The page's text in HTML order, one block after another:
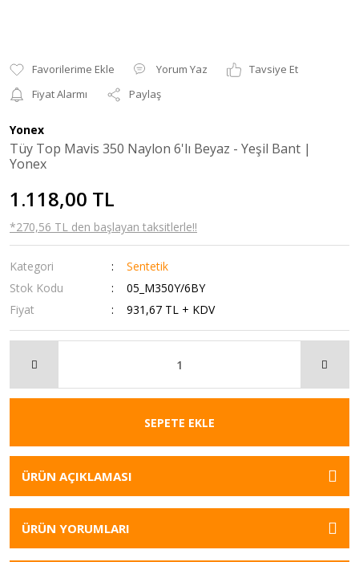
Yorum Yaz
Tavsiye Et
Fiyat Alarmı
Paylaş
Yonex
Tüy Top Mavis 350 Naylon 6'lı Beyaz - Yeşil Bant |
Yonex
1.118,00 TL
*270,56 TL den başlayan taksitlerle!!
Kategori
Sentetik
Stok Kodu
05_M350Y/6BY
Fiyat
931,67 TL + KDV
SEPETE EKLE
ÜRÜN AÇIKLAMASI
ÜRÜN YORUMLARI